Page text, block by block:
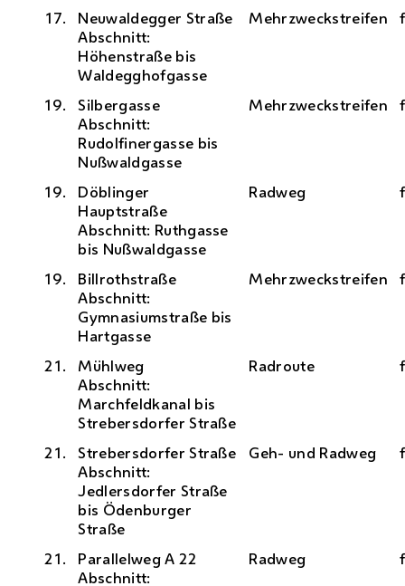
17.
Neuwaldegger Straße
Abschnitt:
Höhenstraße bis
Waldegghofgasse
Mehrzweckstreifen
19.
Silbergasse
Abschnitt:
Rudolfinergasse bis
Nußwaldgasse
Mehrzweckstreifen
19.
Döblinger
Hauptstraße
Abschnitt: Ruthgasse
bis Nußwaldgasse
Radweg
19.
Billrothstraße
Abschnitt:
Gymnasiumstraße bis
Hartgasse
Mehrzweckstreifen
21.
Mühlweg
Abschnitt:
Marchfeldkanal bis
Strebersdorfer Straße
Radroute
21.
Strebersdorfer Straße
Abschnitt:
Jedlersdorfer Straße
bis Ödenburger
Straße
Geh- und Radweg
21.
Parallelweg A 22
Abschnitt:
Radweg